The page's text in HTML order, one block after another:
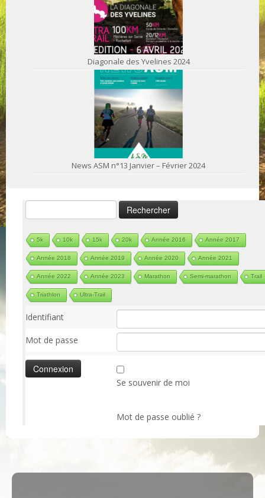
Diagonale des Yvelines 2024
News ASM n°13 Janvier – Février 2024
Rechercher :
5k 10k 15k 20k Année 2016 Année 2017
Année 2018 Année 2019 Année 2020 Année 2021
Année 2022 Année 2023 Marathon Semi-marathon Trail
Triathlon Ultra-Trail
Identifiant
Mot de passe
Se souvenir de moi
Mot de passe oublié ?